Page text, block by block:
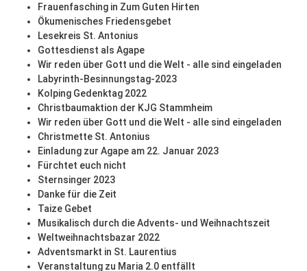
Frauenfasching in Zum Guten Hirten
Ökumenisches Friedensgebet
Lesekreis St. Antonius
Gottesdienst als Agape
Wir reden über Gott und die Welt - alle sind eingeladen
Labyrinth-Besinnungstag-2023
Kolping Gedenktag 2022
Christbaumaktion der KJG Stammheim
Wir reden über Gott und die Welt - alle sind eingeladen
Christmette St. Antonius
Einladung zur Agape am 22. Januar 2023
Fürchtet euch nicht
Sternsinger 2023
Danke für die Zeit
Taize Gebet
Musikalisch durch die Advents- und Weihnachtszeit
Weltweihnachtsbazar 2022
Adventsmarkt in St. Laurentius
Veranstaltung zu Maria 2.0 entfällt